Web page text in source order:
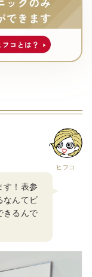
ヒフコ
す！表参
なんてビ
きるんで